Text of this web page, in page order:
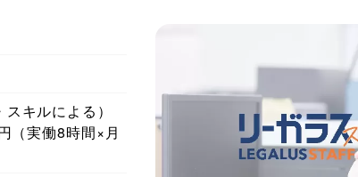
キルによる）
（実働8時間×月